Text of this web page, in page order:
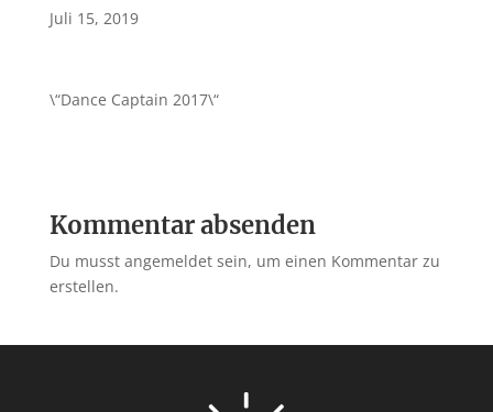
Juli 15, 2019
\“Dance Captain 2017\“
Kommentar absenden
Du musst angemeldet sein, um einen Kommentar zu
erstellen.